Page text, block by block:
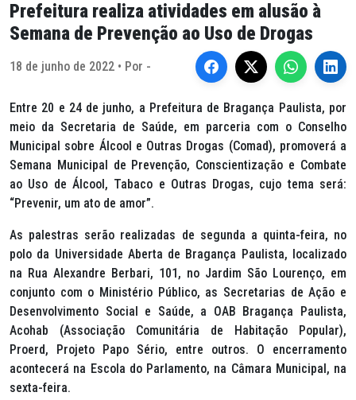
Prefeitura realiza atividades em alusão à
Semana de Prevenção ao Uso de Drogas
18 de junho de 2022 • Por -
Entre 20 e 24 de junho, a Prefeitura de Bragança Paulista, por
meio da Secretaria de Saúde, em parceria com o Conselho
Municipal sobre Álcool e Outras Drogas (Comad), promoverá a
Semana Municipal de Prevenção, Conscientização e Combate
ao Uso de Álcool, Tabaco e Outras Drogas, cujo tema será:
“Prevenir, um ato de amor”.
As palestras serão realizadas de segunda a quinta-feira, no
polo da Universidade Aberta de Bragança Paulista, localizado
na Rua Alexandre Berbari, 101, no Jardim São Lourenço, em
conjunto com o Ministério Público, as Secretarias de Ação e
Desenvolvimento Social e Saúde, a OAB Bragança Paulista,
Acohab (Associação Comunitária de Habitação Popular),
Proerd, Projeto Papo Sério, entre outros. O encerramento
acontecerá na Escola do Parlamento, na Câmara Municipal, na
sexta-feira.